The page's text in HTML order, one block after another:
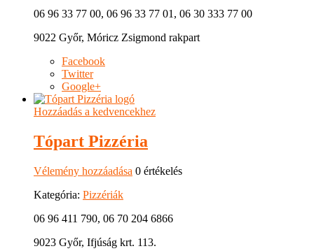
06 96 33 77 00, 06 96 33 77 01, 06 30 333 77 00
9022 Győr, Móricz Zsigmond rakpart
Facebook
Twitter
Google+
Hozzáadás a kedvencekhez
Tópart Pizzéria
Vélemény hozzáadása 0 értékelés
Kategória: Pizzériák
06 96 411 790, 06 70 204 6866
9023 Győr, Ifjúság krt. 113.